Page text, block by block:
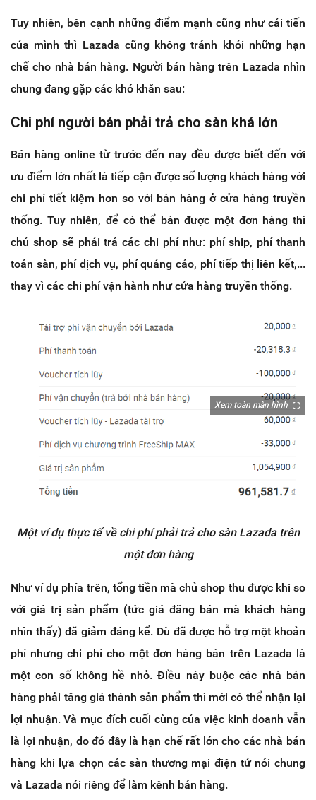
Tuy nhiên, bên cạnh những điểm mạnh cũng như cải tiến
của mình thì Lazada cũng không tránh khỏi những hạn
chế cho nhà bán hàng. Người bán hàng trên Lazada nhìn
chung đang gặp các khó khăn sau:
Chi phí người bán phải trả cho sàn khá lớn
Bán hàng online từ trước đến nay đều được biết đến với
ưu điểm lớn nhất là tiếp cận được số lượng khách hàng với
chi phí tiết kiệm hơn so với bán hàng ở cửa hàng truyền
thống. Tuy nhiên, để có thể bán được một đơn hàng thì
chủ shop sẽ phải trả các chi phí như: phí ship, phí thanh
toán sàn, phí dịch vụ, phí quảng cáo, phí tiếp thị liên kết,...
thay vì các chi phí vận hành như cửa hàng truyền thống.
Xem toàn màn hình
Một ví dụ thực tế về chi phí phải trả cho sàn Lazada trên
một đơn hàng
Như ví dụ phía trên, tổng tiền mà chủ shop thu được khi so
với giá trị sản phẩm (tức giá đăng bán mà khách hàng
nhìn thấy) đã giảm đáng kể. Dù đã được hỗ trợ một khoản
phí nhưng chi phí cho một đơn hàng bán trên Lazada là
một con số không hề nhỏ. Điều này buộc các nhà bán
hàng phải tăng giá thành sản phẩm thì mới có thể nhận lại
lợi nhuận. Và mục đích cuối cùng của việc kinh doanh vẫn
là lợi nhuận, do đó đây là hạn chế rất lớn cho các nhà bán
hàng khi lựa chọn các sàn thương mại điện tử nói chung
và Lazada nói riêng để làm kênh bán hàng.